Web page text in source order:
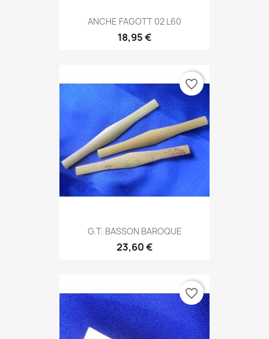
ANCHE FAGOTT 02 L60
18,95 €
G.T. BASSON BAROQUE
23,60 €
favorite_border
favorite_border